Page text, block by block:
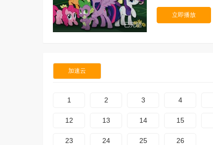
已完结
立即播放
加速云
1 2 3 4
12 13 14 15
23 24 25 26